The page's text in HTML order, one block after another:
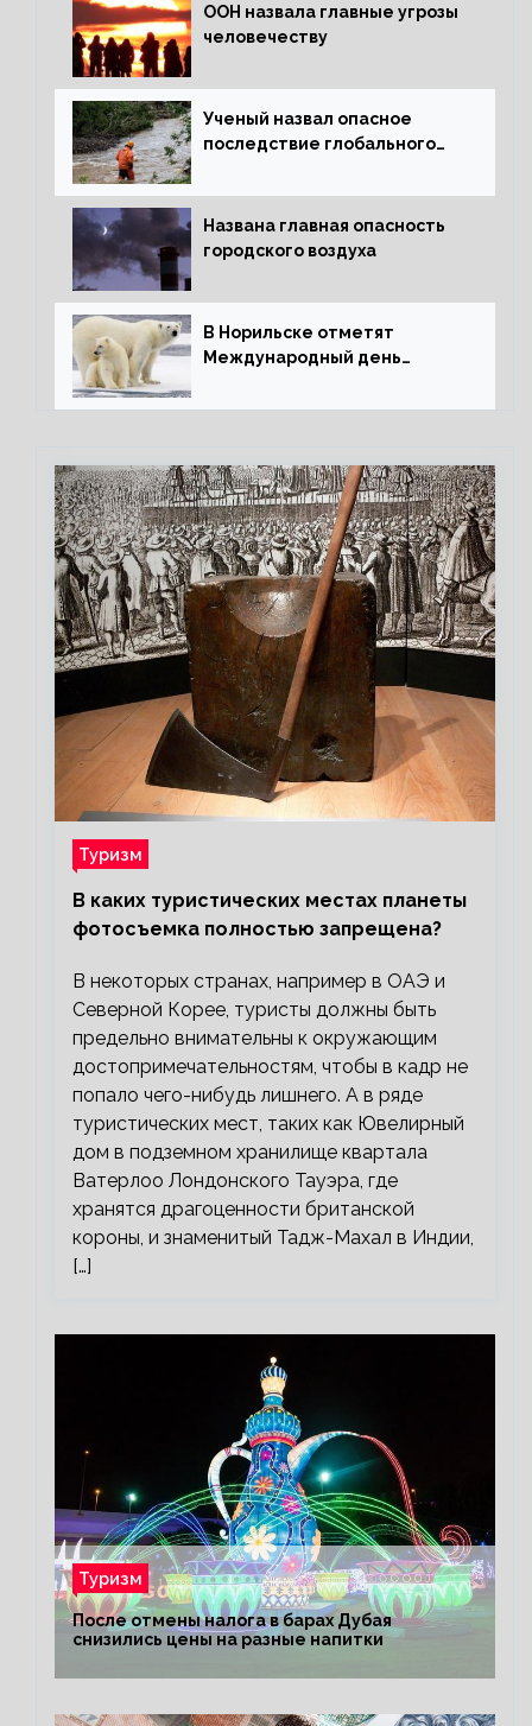
ООН назвала главные угрозы
человечеству
Ученый назвал опасное
последствие глобального
Названа главная опасность
городского воздуха
В Норильске отметят
Международный день
Туризм
В каких туристических местах планеты
фотосъемка полностью запрещена?
В некоторых странах, например в ОАЭ и
Северной Корее, туристы должны быть
предельно внимательны к окружающим
достопримечательностям, чтобы в кадр не
попало чего-нибудь лишнего. А в ряде
туристических мест, таких как Ювелирный
дом в подземном хранилище квартала
Ватерлоо Лондонского Тауэра, где
хранятся драгоценности британской
короны, и знаменитый Тадж-Махал в Индии,
[…]
Туризм
После отмены налога в барах Дубая
снизились цены на разные напитки